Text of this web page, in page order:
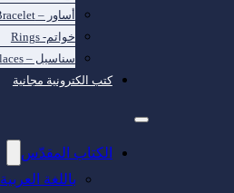
أساور – Bracelet
خواتم- Rings
سناسيل – Necklaces
كتب الكترونية مجانية
الكتاب المقدّس
باللغة العربية